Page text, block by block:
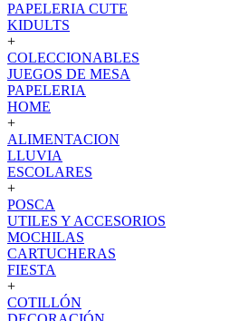
PAPELERIA CUTE
KIDULTS
+
COLECCIONABLES
JUEGOS DE MESA
PAPELERIA
HOME
+
ALIMENTACION
LLUVIA
ESCOLARES
+
POSCA
UTILES Y ACCESORIOS
MOCHILAS
CARTUCHERAS
FIESTA
+
COTILLÓN